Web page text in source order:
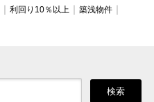
利回り10％以上
築浅物件
検索